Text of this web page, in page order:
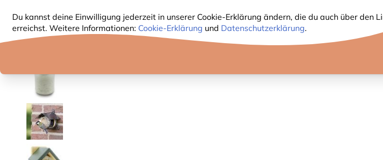
Du kannst deine Einwilligung jederzeit in unserer Cookie-Erklärung ändern, die du auch über den
erreichst. Weitere Informationen: Cookie-Erklärung und Datenschutzerklärung.
10% RABATT